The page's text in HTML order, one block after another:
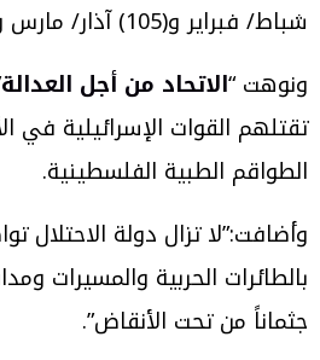
شباط/ فبراير و(105) آذار/ مارس و(137) في نيسان/ ابريل و(143) في أيار/ مايو.
ونوهت “الاتحاد من أجل العدالة
الطواقم الطبية الفلسطينية.
جثماناً من تحت الأنقاض”.